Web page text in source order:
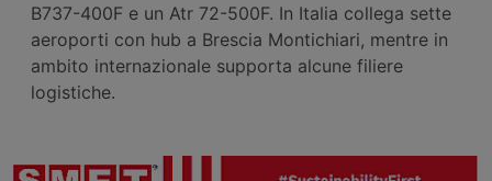
B737-400F e un Atr 72-500F. In Italia collega sette
aeroporti con hub a Brescia Montichiari, mentre in
ambito internazionale supporta alcune filiere
logistiche.